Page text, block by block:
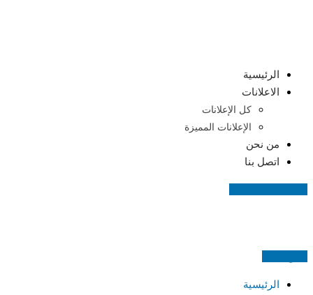
الرئيسية
الاعلانات
كل الإعلانات
الإعلانات المميزة
من نحن
اتصل بنا
الرئيسية